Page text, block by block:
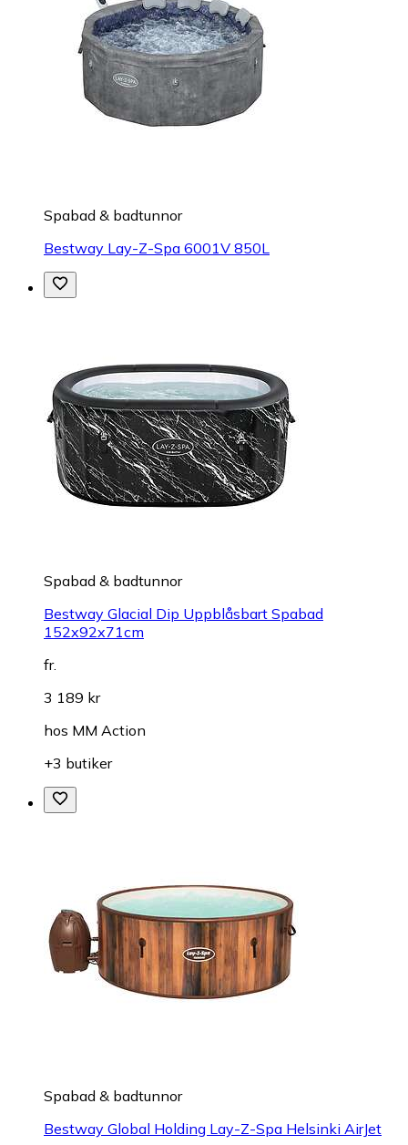
Spabad & badtunnor
Bestway Lay-Z-Spa 6001V 850L
Spabad & badtunnor
Bestway Glacial Dip Uppblåsbart Spabad
152x92x71cm
fr.
3 189 kr
hos MM Action
+3 butiker
Spabad & badtunnor
Bestway Global Holding Lay-Z-Spa Helsinki AirJet